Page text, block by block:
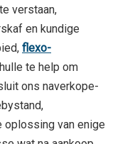
verstaan,
en kundige
flexo-
te help om
ons naverkope-
oplossing van enige